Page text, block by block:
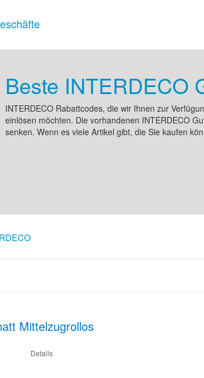
Beste INTERDECO
INTERDECO Rabattcodes, die wir Ihnen zur
einlösen möchten. Die vorhandenen INTERDECO
senken. Wenn es viele Artikel gibt, die Sie kaufen
Mittelzugrollos
Details